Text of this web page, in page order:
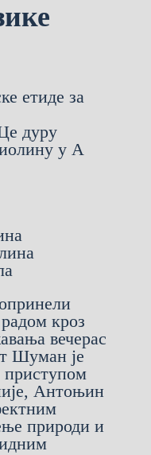
етиде за
дуру
у А
кроз
вечерас
Шуман је
приступом
Антоњин
природи и